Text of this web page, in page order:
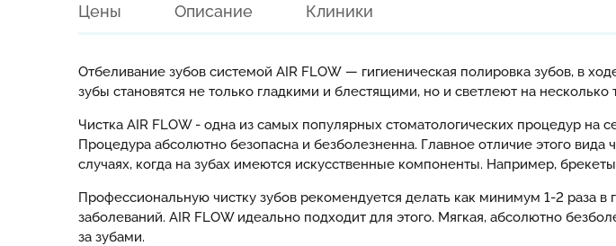
Цены Описание Клиники
Отбеливание зубов системой AIR FLOW — гигиеническая полировка зубов, в
зубы становятся не только гладкими и блестящими, но и светлеют на несколько
Чистка AIR FLOW - одна из самых популярных стоматологических процедур
Процедура абсолютно безопасна и безболезненна. Главное отличие этого
случаях, когда на зубах имеются искусственные компоненты. Например,
Профессиональную чистку зубов рекомендуется делать как минимум 1-2 раза
заболеваний. AIR FLOW идеально подходит для этого. Мягкая, абсолютно
за зубами.